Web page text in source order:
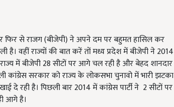
फिर से राजग (बीजेपी) ने अपने दम पर बहुमत हासिल कर
वहीं राज्यों की बात करें तों मध्य प्रदेश में बीजेपी ने 2014
में बीजेपी 28 सीटों पर आगे चल रही है और बेहद शानदार
कांग्रेस सरकार को राज्य के लोकसभा चुनावो में भारी झटका
दे रही है। पिछली बार 2014 में कांग्रेस पार्टी ने 2 सीटों पर
आगे है।